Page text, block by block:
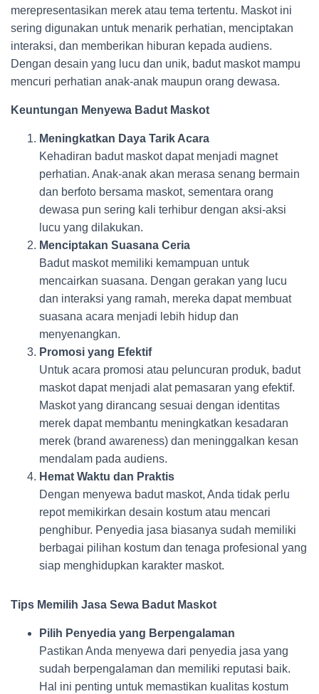
merepresentasikan merek atau tema tertentu. Maskot ini
sering digunakan untuk menarik perhatian, menciptakan
interaksi, dan memberikan hiburan kepada audiens.
Dengan desain yang lucu dan unik, badut maskot mampu
mencuri perhatian anak-anak maupun orang dewasa.
Keuntungan Menyewa Badut Maskot
Meningkatkan Daya Tarik Acara
Kehadiran badut maskot dapat menjadi magnet
perhatian. Anak-anak akan merasa senang bermain
dan berfoto bersama maskot, sementara orang
dewasa pun sering kali terhibur dengan aksi-aksi
lucu yang dilakukan.
Menciptakan Suasana Ceria
Badut maskot memiliki kemampuan untuk
mencairkan suasana. Dengan gerakan yang lucu
dan interaksi yang ramah, mereka dapat membuat
suasana acara menjadi lebih hidup dan
menyenangkan.
Promosi yang Efektif
Untuk acara promosi atau peluncuran produk, badut
maskot dapat menjadi alat pemasaran yang efektif.
Maskot yang dirancang sesuai dengan identitas
merek dapat membantu meningkatkan kesadaran
merek (brand awareness) dan meninggalkan kesan
mendalam pada audiens.
Hemat Waktu dan Praktis
Dengan menyewa badut maskot, Anda tidak perlu
repot memikirkan desain kostum atau mencari
penghibur. Penyedia jasa biasanya sudah memiliki
berbagai pilihan kostum dan tenaga profesional yang
siap menghidupkan karakter maskot.
Tips Memilih Jasa Sewa Badut Maskot
Pilih Penyedia yang Berpengalaman
Pastikan Anda menyewa dari penyedia jasa yang
sudah berpengalaman dan memiliki reputasi baik.
Hal ini penting untuk memastikan kualitas kostum